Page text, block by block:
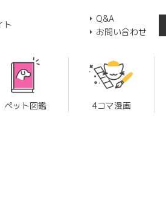
ト
Q&A
お問い合わせ
ペット図鑑 4コマ漫画